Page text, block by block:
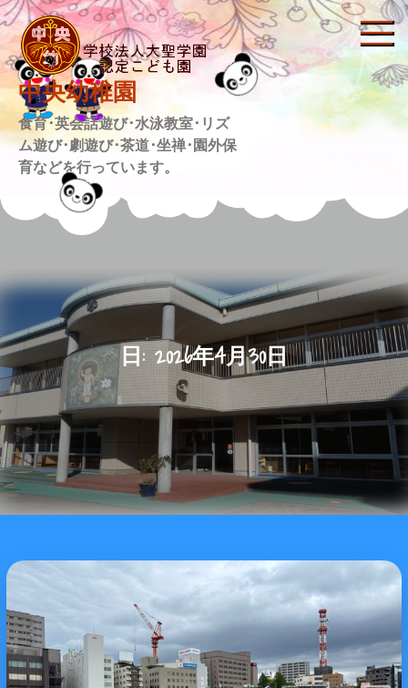
Skip
to
content
中央幼稚園
食育･英会話遊び･水泳教室･リズ
ム遊び･劇遊び･茶道･坐禅･園外保
育などを行っています。
日: 2026年4月30日